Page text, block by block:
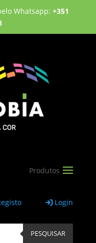
Whatsapp: +351
Login
PESQUISAR